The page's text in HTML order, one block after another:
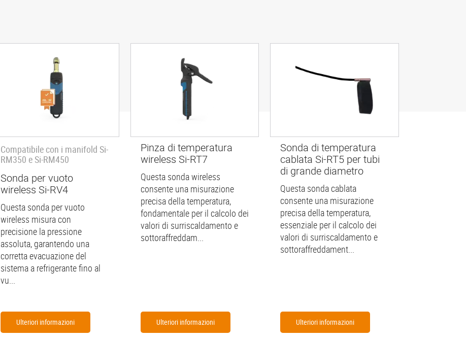
Compatibile con i manifold Si-
RM350 e Si-RM450
Sonda per vuoto
wireless Si-RV4
Questa sonda per vuoto
wireless misura con
precisione la pressione
assoluta, garantendo una
corretta evacuazione del
sistema a refrigerante fino al
vu...
Ulteriori informazioni
Pinza di temperatura
wireless Si-RT7
Questa sonda wireless
consente una misurazione
precisa della temperatura,
fondamentale per il calcolo dei
valori di surriscaldamento e
sottoraffreddam...
Ulteriori informazioni
Sonda di temperatura
cablata Si-RT5 per tubi
di grande diametro
Questa sonda cablata
consente una misurazione
precisa della temperatura,
essenziale per il calcolo dei
valori di surriscaldamento e
sottoraffreddament...
Ulteriori informazioni